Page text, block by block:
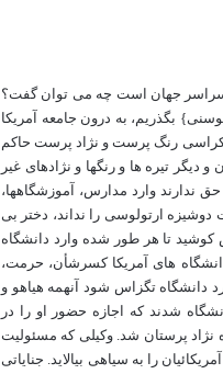
سراسر جهان است چه می توان گفت؟
بگذریم، به درون جامعه آمریکا
رنگ پرست و نژاد پرست حاکم
تیره ها و رنگها و نژادهای غیر
ندارند وارد مدارس، آموزشگاهها،
ارتولوسی را نداند، دختر بی
تا هر طور شده وارد دانشگاه
های آمریکا کسرشأن، حرمت،
دانشگاه تگزاس شود آنهمه هیاهو و
شدند که اجازه حضور او را در
نژاد پرستان شد. وکیلی که مسئولیت
را به سیاهی بیالاید. جنایاتی